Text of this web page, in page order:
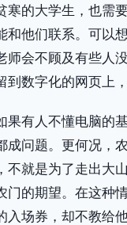
寒的大学生，也需
和他们联系。可以
师会不顾及有些人
到数字化的网页上
果有人不懂电脑的
成问题。更何况，
不就是为了走出大
门的期望。在这种
入场券，却不教给